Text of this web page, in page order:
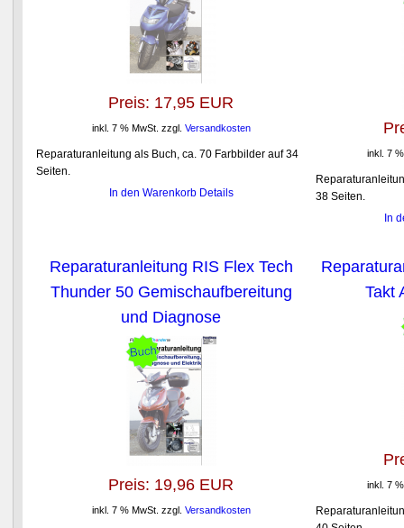
Preis: 17,95 EUR
inkl. 7 % MwSt. zzgl. Versandkosten
Reparaturanleitung als Buch, ca. 70 Farbbilder auf 34
Seiten.
In den Warenkorb Details
inkl. 7
38 Seiten.
In
Reparaturanleitung RIS Flex Tech
Thunder 50 Gemischaufbereitung
und Diagnose
Preis: 19,96 EUR
inkl. 7 % MwSt. zzgl. Versandkosten
Takt
inkl. 7